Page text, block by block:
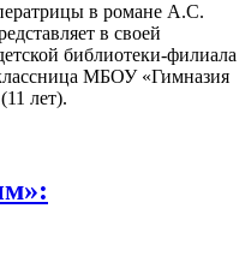
в романе А.С.
в своей
библиотеки-филиала
МБОУ «Гимназия
(11 лет).